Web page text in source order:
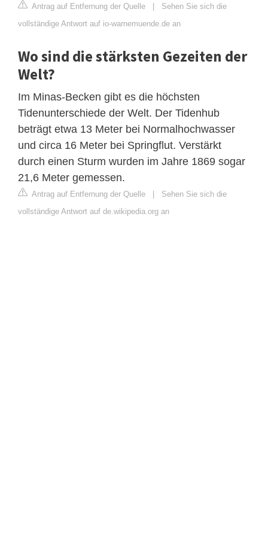
Antrag auf Entfernung der Quelle | Sehen Sie sich die
vollständige Antwort auf io-warnemuende.de an
Wo sind die stärksten Gezeiten der
Welt?
Im Minas-Becken gibt es die höchsten
Tidenunterschiede der Welt. Der Tidenhub
beträgt etwa 13 Meter bei Normalhochwasser
und circa 16 Meter bei Springflut. Verstärkt
durch einen Sturm wurden im Jahre 1869 sogar
21,6 Meter gemessen.
Antrag auf Entfernung der Quelle | Sehen Sie sich die
vollständige Antwort auf de.wikipedia.org an